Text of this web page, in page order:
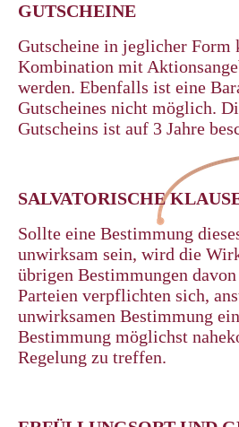
GUTSCHEINE
Gutscheine in jeglicher Form
Kombination mit
werden. Ebenfalls ist eine
Gutscheines nicht möglich.
Gutscheins ist auf 3 Jahre
SALVATORISCHE
Sollte eine Bestimmung
unwirksam sein, wird die
übrigen Bestimmungen
Parteien verpflichten sich,
unwirksamen Bestimmung
Bestimmung möglichst
Regelung zu treffen.